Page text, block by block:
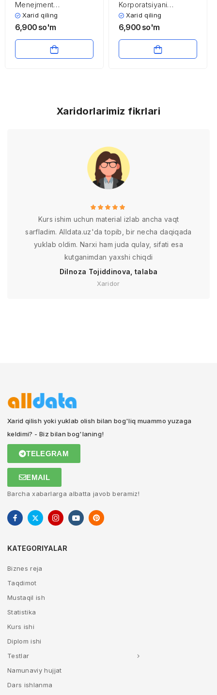
Menejment
nazariyasining
shakllanishi va
Xarid qiling
6,900 so'm
Korporatsiyani
boshqarishda axborot
tizimini shakllantirish
Xarid qiling
6,900 so'm
Xaridorlarimiz fikrlari
Kurs ishim uchun material izlab ancha vaqt
sarfladim. Alldata.uz'da topib, bir necha daqiqada
yuklab oldim. Narxi ham juda qulay, sifati esa
kutganimdan yaxshi chiqdi
Dilnoza Tojiddinova, talaba
Xaridor
Xarid qilish yoki yuklab olish bilan bog'liq muammo yuzaga
keldimi? - Biz bilan bog'laning!
TELEGRAM
EMAIL
Barcha xabarlarga albatta javob beramiz!
KATEGORIYALAR
Biznes reja
Taqdimot
Mustaqil ish
Statistika
Kurs ishi
Diplom ishi
Testlar
Namunaviy hujjat
Dars ishlanma